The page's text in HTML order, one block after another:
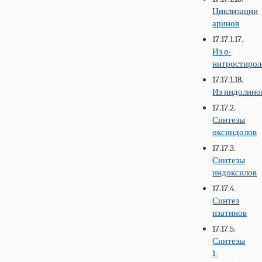
Циклизации
аринов
17.17.1.17.
Изo-
17.17.1.18.
Из
17.17.2.
Синтезы
оксиндолов
17.17.3.
Синтезы
индоксилов
17.17.4.
Синтез
изатинов
17.17.5.
Синтезы
1-